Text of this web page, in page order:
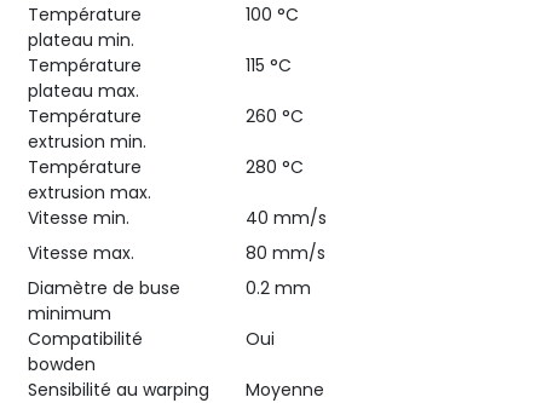
Température
plateau min.
100 °C
Température
plateau max.
115 °C
Température
extrusion min.
260 °C
Température
extrusion max.
280 °C
Vitesse min.
40 mm/s
Vitesse max.
80 mm/s
Diamètre de buse
minimum
0.2 mm
Compatibilité
bowden
Oui
Sensibilité au warping Moyenne